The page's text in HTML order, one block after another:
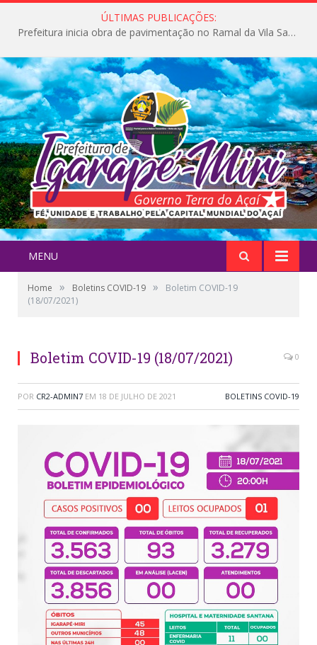
ÚLTIMAS PUBLICAÇÕES:
Prefeitura inicia obra de pavimentação no Ramal da Vila Santa Maria do Icatu
MENU
Home » Boletins COVID-19 »
Boletim COVID-19
(18/07/2021)
Boletim COVID-19 (18/07/2021) 0
POR CR2-ADMIN7 EM 18 DE JULHO DE 2021 BOLETINS COVID-19